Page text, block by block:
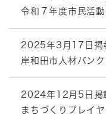
令和７年度市民活
2025年3月17日掲
岸和田市人材バン
2024年12月5日掲
まちづくりプレイ